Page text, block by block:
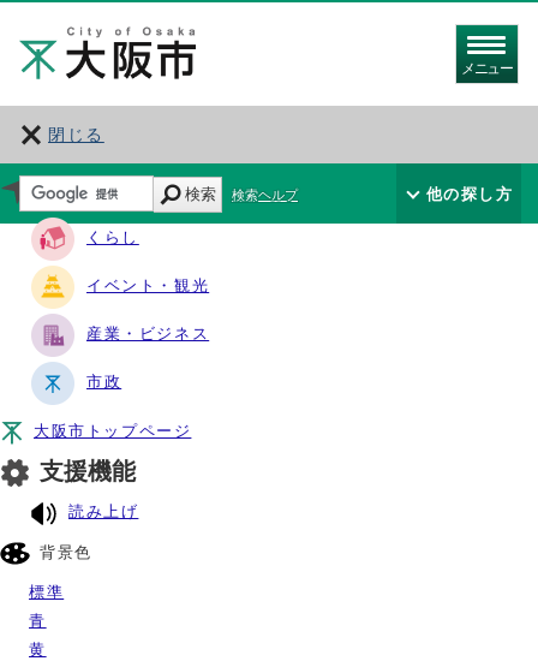
メニュー
閉じる
サイト・ナビ
くらし
イベント・観光
産業・ビジネス
市政
大阪市トップページ
支援機能
読み上げ
背景色
標準
青
黄
検索 検索ヘルプ 他の探し方